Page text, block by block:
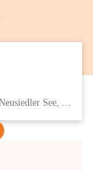
Eisenstädter Straße 18, 7091 Breitenbrunn am Neusiedler See, AUT